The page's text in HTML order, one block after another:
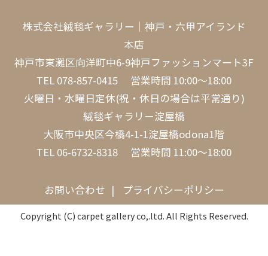
株式会社絨毯ギャラリー｜神戸・六甲アイランド
本店
神戸市東灘区向洋町中6-9神戸ファッションマート3F
TEL 078-857-0415 営業時間 10:00～18:00
火曜日・水曜日定休(祝・休日の場合は平常通り)
絨毯ギャラリー淀屋橋
大阪市中央区今橋4-1-1淀屋橋odona1階
TEL 06-6732-8318 営業時間 11:00～18:00
お問い合わせ プライバシーポリシー
Copyright (C) carpet gallery co,.ltd. All Rights Reserved.